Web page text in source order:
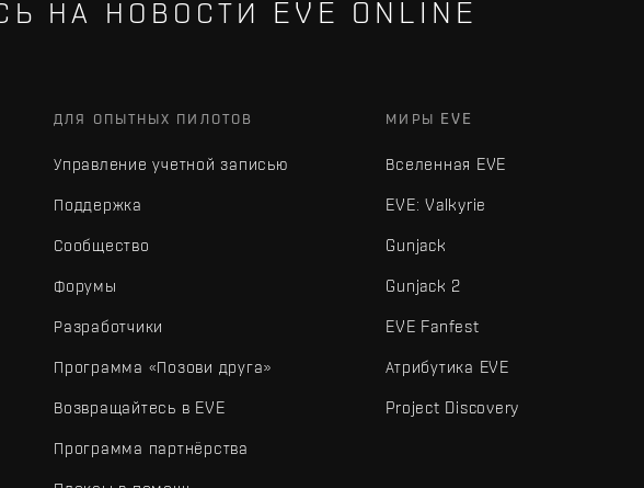
НА НОВОСТИ EVE ONLINE
ДЛЯ ОПЫТНЫХ ПИЛОТОВ
Управление учетной записью
Поддержка
Сообщество
Форумы
Разработчики
Программа «Позови друга»
Возвращайтесь в EVE
Программа партнёрства
МИРЫ EVE
Вселенная EVE
EVE: Valkyrie
Gunjack
Gunjack 2
EVE Fanfest
Атрибутика EVE
Project Discovery